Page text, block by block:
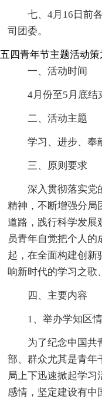
七、4月16日前
司团委。
五四青年节主题活动策
一、活动时间
4月份至5月底结
二、活动主题
学习、进步、奉
三、原则要求
深入贯彻落实党
精神，不断增强分局
道路，践行科学发展
员青年自觉把个人
起，在全面构建创新
响新时代的学习之歌
四、主要内容
1、举办学知区
为了纪念中国共
部、群众尤其是青年
局上下迅速掀起学习
感情，坚定建设有中